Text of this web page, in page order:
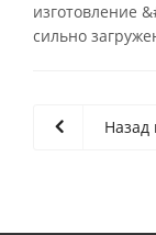
изготовление
сильно
Назад